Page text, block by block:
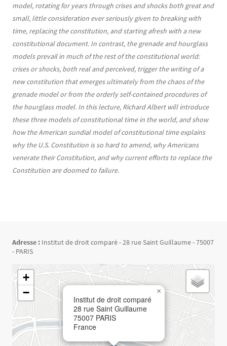
model, rotating for years through crises and shocks both great and
small, little consideration ever seriously given to breaking with
time, replacing the constitution, and starting afresh with a new
constitutional document. In contrast, the grenade and hourglass
models prevail in much of the rest of the constitutional world:
crises or shocks, both real and perceived, trigger the writing of a
new constitution that emerges ultimately from the chaos of the
grenade model or from the orderly self-contained procedures of
the hourglass model. In this lecture, Richard Albert will introduce
these three models of constitutional time in the world, and show
how the American sundial model of constitutional time explains
why the U.S. Constitution is so hard to amend, why Americans
venerate their Constitution, and why current efforts to replace the
Constitution are doomed to failure.
Adresse : Institut de droit comparé - 28 rue Saint Guillaume - 75007
- PARIS
Géolocalisation
Institut de droit comparé
28 rue Saint Guillaume
75007 PARIS
France
×
+
−